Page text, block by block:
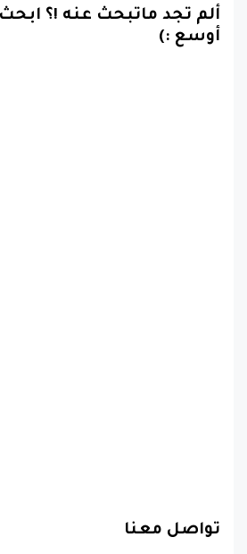
ألم تجد ماتبحث عنه !؟
أوسع :)
تواصل معنا